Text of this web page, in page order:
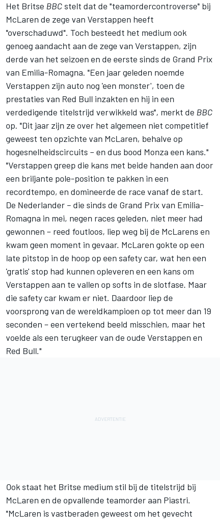
Het Britse BBCstelt dat de "teamordercontroverse" bij
McLaren de zege van Verstappen heeft
"overschaduwd". Toch besteedt het medium ook
genoeg aandacht aan de zege van Verstappen, zijn
derde van het seizoen en de eerste sinds de Grand Prix
van Emilia-Romagna. "Een jaar geleden noemde
Verstappen zijn auto nog 'een monster', toen de
prestaties van Red Bull inzakten en hij in een
verdedigende titelstrijd verwikkeld was", merkt de BBC
op. "Dit jaar zijn ze over het algemeen niet competitief
geweest ten opzichte van McLaren, behalve op
hogesnelheidscircuits – en dus bood Monza een kans."
"Verstappen greep die kans met beide handen aan door
een briljante pole-position te pakken in een
recordtempo, en domineerde de race vanaf de start.
De Nederlander – die sinds de Grand Prix van Emilia-
Romagna in mei, negen races geleden, niet meer had
gewonnen – reed foutloos, liep weg bij de McLarens en
kwam geen moment in gevaar. McLaren gokte op een
late pitstop in de hoop op een safety car, wat hen een
'gratis' stop had kunnen opleveren en een kans om
Verstappen aan te vallen op softs in de slotfase. Maar
die safety car kwam er niet. Daardoor liep de
voorsprong van de wereldkampioen op tot meer dan 19
seconden – een vertekend beeld misschien, maar het
voelde als een terugkeer van de oude Verstappen en
Red Bull."
Ook staat het Britse medium stil bij de titelstrijd bij
McLaren en de opvallende teamorder aan Piastri.
"McLaren is vastberaden geweest om het gevecht